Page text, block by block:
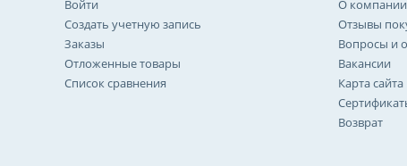
Войти
Создать учетную запись
Заказы
Отложенные товары
Список сравнения
О компании
Отзывы
Вопросы и
Вакансии
Карта сайта
Возврат